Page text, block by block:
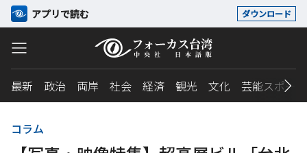
アプリで読む ダウンロード
最新 政治 両岸 社会 経済 観光 文化 芸能スポーツ
コラム